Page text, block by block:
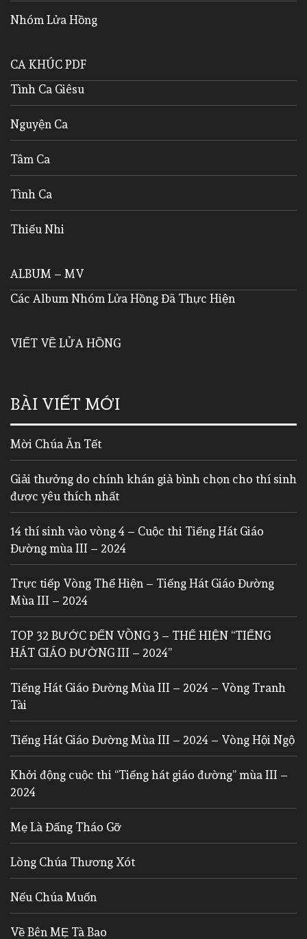
Nhóm Lửa Hồng
CA KHÚC PDF
Tình Ca Giêsu
Nguyện Ca
Tâm Ca
Tình Ca
Thiếu Nhi
ALBUM – MV
Các Album Nhóm Lửa Hồng Đã Thực Hiện
VIẾT VỀ LỬA HỒNG
BÀI VIẾT MỚI
Mời Chúa Ăn Tết
Giải thưởng do chính khán giả bình chọn cho thí sinh
được yêu thích nhất
14 thí sinh vào vòng 4 – Cuộc thi Tiếng Hát Giáo
Đường mùa III – 2024
Trực tiếp Vòng Thể Hiện – Tiếng Hát Giáo Đường
Mùa III – 2024
TOP 32 BƯỚC ĐẾN VÒNG 3 – THỂ HIỆN “TIẾNG
HÁT GIÁO ĐƯỜNG III – 2024”
Tiếng Hát Giáo Đường Mùa III – 2024 – Vòng Tranh
Tài
Tiếng Hát Giáo Đường Mùa III – 2024 – Vòng Hội Ngộ
Khởi động cuộc thi “Tiếng hát giáo đường” mùa III –
2024
Mẹ Là Đấng Tháo Gỡ
Lòng Chúa Thương Xót
Nếu Chúa Muốn
Về Bên MẸ Tà Bao